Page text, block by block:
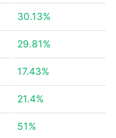
30.13%
29.81%
17.43%
21.4%
51%